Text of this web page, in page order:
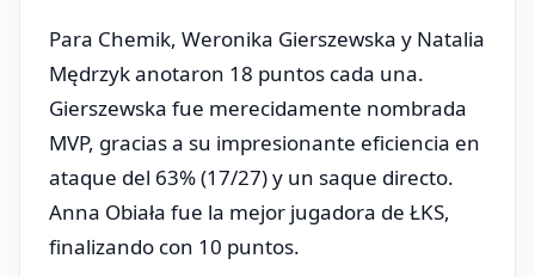
Para Chemik, Weronika Gierszewska y Natalia
Mędrzyk anotaron 18 puntos cada una.
Gierszewska fue merecidamente nombrada
MVP, gracias a su impresionante eficiencia en
ataque del 63% (17/27) y un saque directo.
Anna Obiała fue la mejor jugadora de ŁKS,
finalizando con 10 puntos.